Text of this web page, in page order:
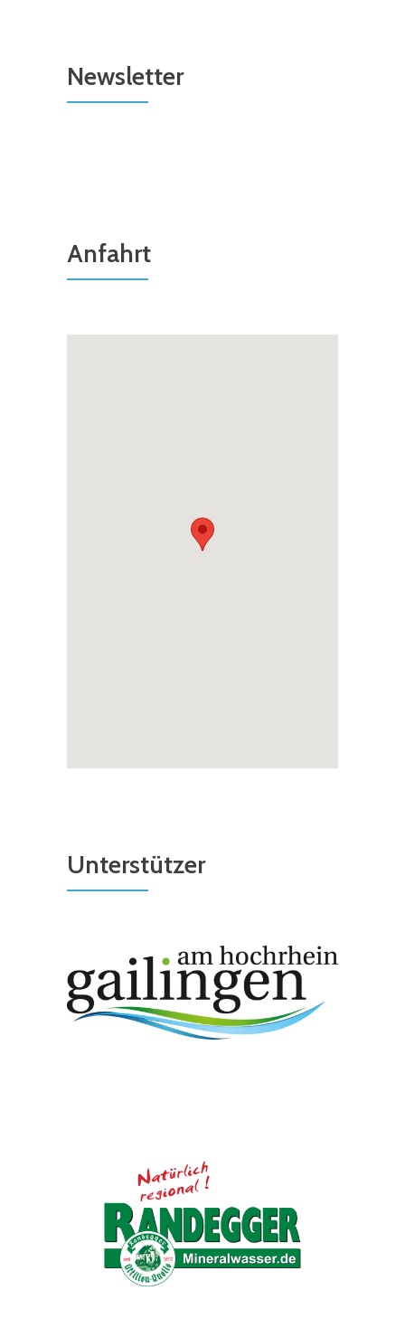
Newsletter
Anfahrt
Unterstützer